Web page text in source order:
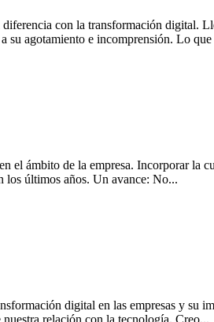
con la transformación digital.
su agotamiento e incomprensión. Lo
ámbito de la empresa. Incorporar la
los últimos años. Un avance: No...
digital en las empresas y su